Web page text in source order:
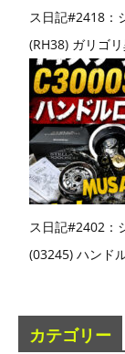
ス日記#2418：
(RH38) ガリゴ
ス日記#2402：
(03245) ハンド
カテゴリー